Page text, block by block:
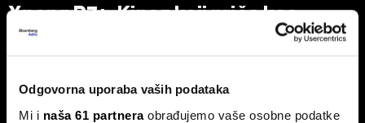
Odgovorna uporaba vaših podataka
Mi i naša 61 partneraobrađujemo vaše osobne podatke
Xpeng P7+: Kinez koji priča kao
navijen i računa kao Turing
Luksuzni fastback s vlastitim čipom koji po